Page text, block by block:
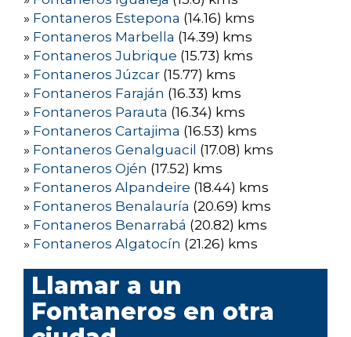
» Fontaneros Estepona (14.16) kms
» Fontaneros Marbella (14.39) kms
» Fontaneros Jubrique (15.73) kms
» Fontaneros Júzcar (15.77) kms
» Fontaneros Faraján (16.33) kms
» Fontaneros Parauta (16.34) kms
» Fontaneros Cartajima (16.53) kms
» Fontaneros Genalguacil (17.08) kms
» Fontaneros Ojén (17.52) kms
» Fontaneros Alpandeire (18.44) kms
» Fontaneros Benalauría (20.69) kms
» Fontaneros Benarrabá (20.82) kms
» Fontaneros Algatocín (21.26) kms
Llamar a un
Fontaneros en otra